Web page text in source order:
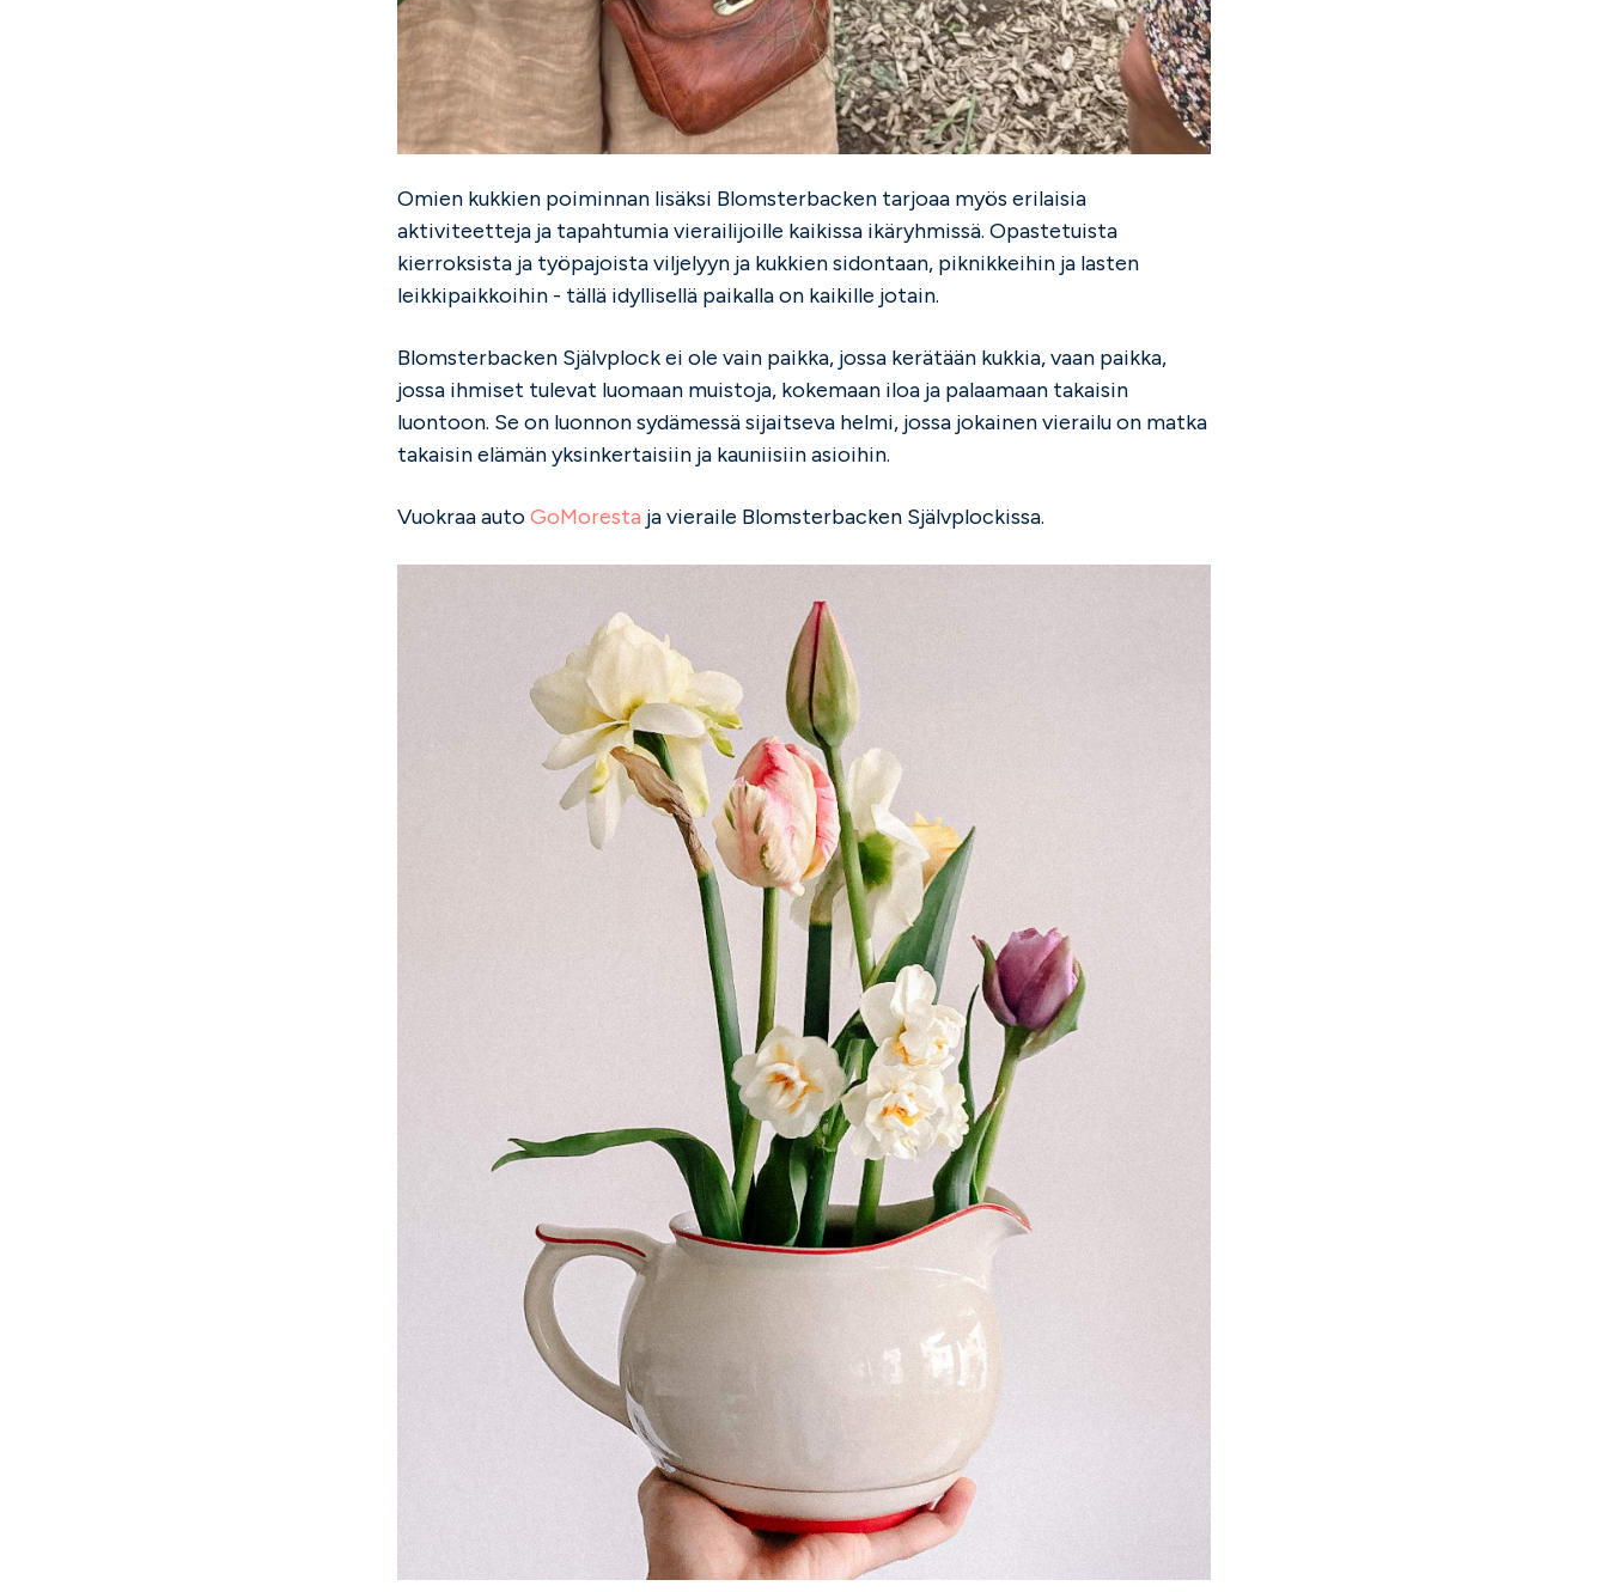
Omien kukkien poiminnan lisäksi Blomsterbacken tarjoaa myös erilaisia
aktiviteetteja ja tapahtumia vierailijoille kaikissa ikäryhmissä. Opastetuista
kierroksista ja työpajoista viljelyyn ja kukkien sidontaan, piknikkeihin ja lasten
leikkipaikkoihin - tällä idyllisellä paikalla on kaikille jotain.
Blomsterbacken Självplock ei ole vain paikka, jossa kerätään kukkia, vaan paikka,
jossa ihmiset tulevat luomaan muistoja, kokemaan iloa ja palaamaan takaisin
luontoon. Se on luonnon sydämessä sijaitseva helmi, jossa jokainen vierailu on matka
takaisin elämän yksinkertaisiin ja kauniisiin asioihin.
Vuokraa autoGoMoresta ja vieraile Blomsterbacken Självplockissa.